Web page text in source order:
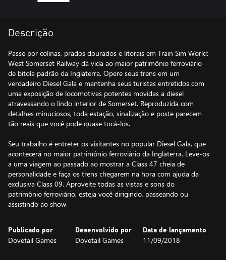
Descrição
Passe por colinas, prados dourados e litorais em Train Sim World:
West Somerset Railway dá vida ao maior patrimônio ferroviário
de bitola padrão da Inglaterra. Opere seus trens em um
verdadeiro Diesel Gala e mantenha seus turistas entretidos com
uma exposição de locomotivas potentes movidas a diesel
atravessando o lindo interior de Somerset. Reproduzida com
detalhes minuciosos, toda estação, sinalização e poste parecem
tão reais que você pode quase tocá-los.
Seu trabalho é entreter os visitantes no popular Diesel Gala, que
acontecerá no maior patrimônio ferroviário da Inglaterra. Leve-os
a uma viagem ao passado ao mostrar a Class 47 cheia de
personalidade e faça os trens chegarem na hora com ajuda da
exclusiva Class 09. Aproveite todas as vistas e sons do
patrimônio ferroviário, esteja você dirigindo, passeando ou
assistindo ao show.
Publicado por
Dovetail Games
Desenvolvido por
Dovetail Games
Data de lançamento
11/09/2018